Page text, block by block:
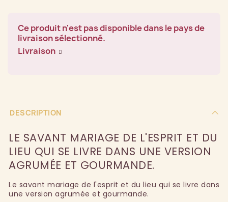
Ce produit n'est pas disponible dans le pays de
livraison sélectionné.
Livraison
DESCRIPTION
LE SAVANT MARIAGE DE L'ESPRIT ET DU
LIEU QUI SE LIVRE DANS UNE VERSION
AGRUMÉE ET GOURMANDE.
Le savant mariage de l'esprit et du lieu qui se livre dans
une version agrumée et gourmande.